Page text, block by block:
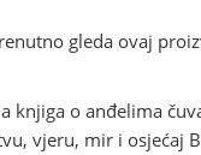
gleda ovaj
knjiga o anđelima
vjeru, mir i osjećaj